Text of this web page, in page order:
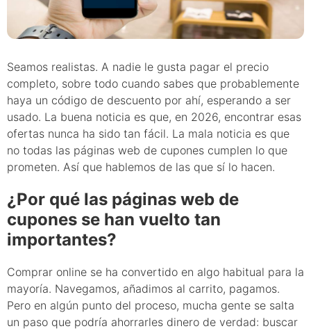
Seamos realistas. A nadie le gusta pagar el precio
completo, sobre todo cuando sabes que probablemente
haya un código de descuento por ahí, esperando a ser
usado. La buena noticia es que, en 2026, encontrar esas
ofertas nunca ha sido tan fácil. La mala noticia es que
no todas las páginas web de cupones cumplen lo que
prometen. Así que hablemos de las que sí lo hacen.
¿Por qué las páginas web de
cupones se han vuelto tan
importantes?
Comprar online se ha convertido en algo habitual para la
mayoría. Navegamos, añadimos al carrito, pagamos.
Pero en algún punto del proceso, mucha gente se salta
un paso que podría ahorrarles dinero de verdad: buscar